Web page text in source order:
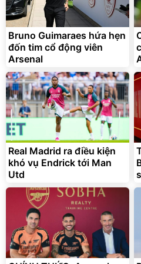
Bạt phủ xe ô tô cao cấp,
tráng nhôm 03 lớp
392.000đ
325.000đ
Đã bán nhiều
Bruno Guimaraes hứa hẹn
đốn tim cổ động viên
Arsenal
Real Madrid ra điều kiện
khó vụ Endrick tới Man
Utd